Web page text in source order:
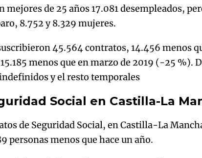
mejores de 25 años 17.081 desempleados,
8.752 y 8.329 mujeres.
45.564 contratos, 14.456 menos
menos que en marzo de 2019 (-25 %).
y el resto temporales
Social en Castilla-La
de Seguridad Social, en Castilla-La
personas menos que hace un año.